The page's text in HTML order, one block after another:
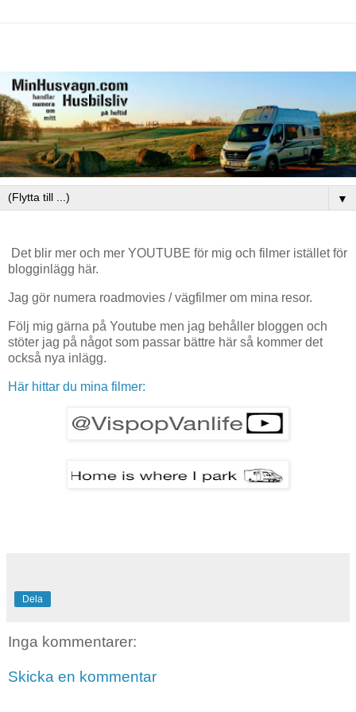
▼
Det blir mer och mer YOUTUBE för mig och filmer istället för
blogginlägg här.
Jag gör numera roadmovies / vägfilmer om mina resor.
Följ mig gärna på Youtube men jag behåller bloggen och
stöter jag på något som passar bättre här så kommer det
också nya inlägg.
Här hittar du mina filmer:
Dela
Inga kommentarer:
Skicka en kommentar